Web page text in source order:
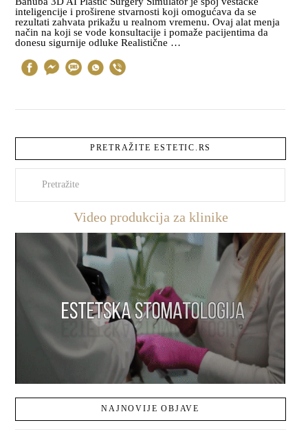
inteligencije i proširene stvarnosti koji omogućava da se
rezultati zahvata prikažu u realnom vremenu. Ovaj alat menja
način na koji se vode konsultacije i pomaže pacijentima da
donesu sigurnije odluke Realistične …
PRETRAŽITE ESTETIC.RS
Video produkcija za klinike
NAJNOVIJE OBJAVE